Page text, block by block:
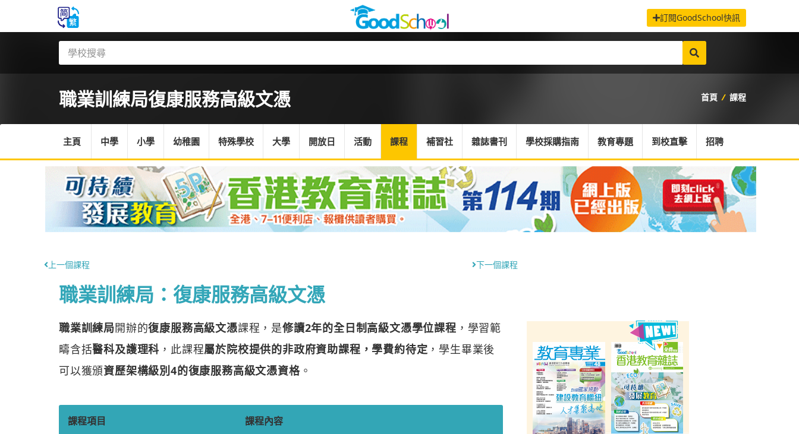
訂閱GoodSchool快訊
職業訓練局復康服務高級文憑 首頁 / 課程
主頁 中學 小學 幼稚園 特殊學校 大學 開放日 活動 課程 補習社 雜誌書刊 學校採購指南 教育專題 到校直擊 招聘
上一個課程 下一個課程
職業訓練局：復康服務高級文憑
職業訓練局開辦的復康服務高級文憑課程，是修讀2年的全日制高級文憑學位課程 ，學習範
疇含括醫科及護理科 ，此課程屬於院校提供的非政府資助課程，學費約待定 ，學生畢業後
可以獲頒資歷架構級別4的復康服務高級文憑資格。
課程項目 課程內容